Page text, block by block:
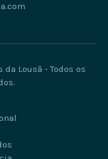
Lousã - Todos os